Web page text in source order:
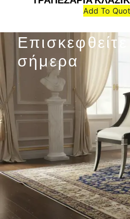
Add To
σήμερα